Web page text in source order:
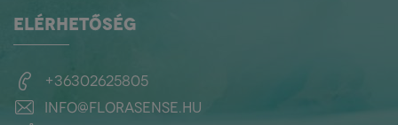
partnereik és vásárlóik
figyelmét felhívják az egyéni
döntések, fogyasztási
eljárások hatására.
ELÉRHETŐSÉG
+36302625805
info@florasense.hu